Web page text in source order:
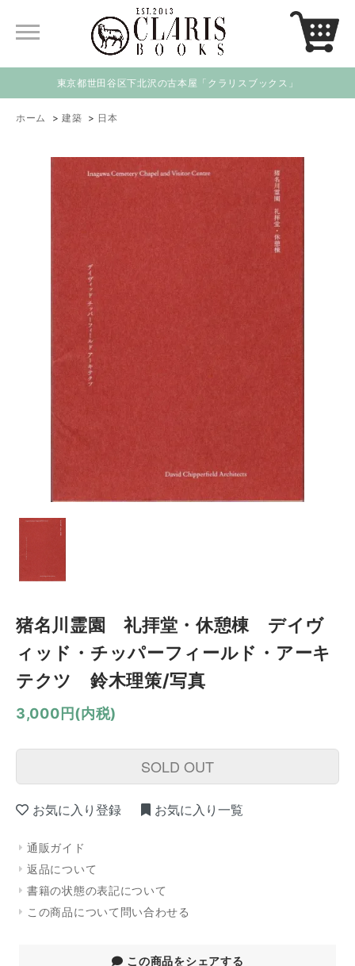
東京都世田谷区下北沢の古本屋「クラリスブックス」
ホーム > 建築 > 日本
猪名川霊園 礼拝堂・休憩棟 デイヴ
ィッド・チッパーフィールド・アーキ
テクツ 鈴木理策/写真
3,000円(内税)
SOLD OUT
お気に入り登録 お気に入り一覧
通販ガイド
返品について
書籍の状態の表記について
この商品について問い合わせる
この商品をシェアする